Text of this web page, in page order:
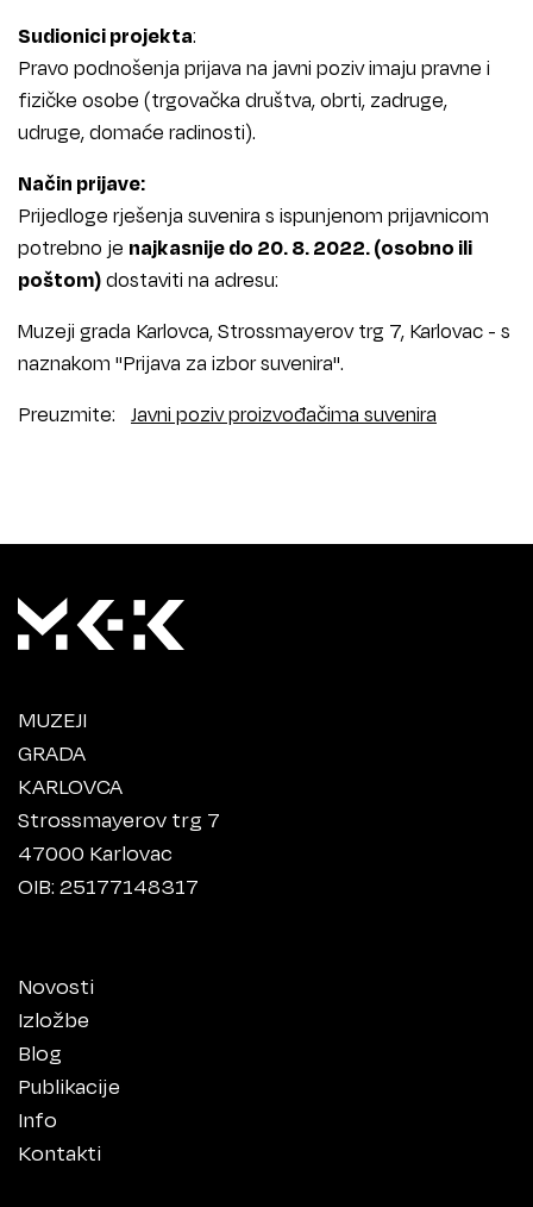
Sudionici projekta:
Pravo podnošenja prijava na javni poziv imaju pravne i
fizičke osobe (trgovačka društva, obrti, zadruge,
udruge, domaće radinosti).
Način prijave:
Prijedloge rješenja suvenira s ispunjenom prijavnicom
potrebno je najkasnije do 20. 8. 2022. (osobno ili
poštom)dostaviti na adresu:
Muzeji grada Karlovca, Strossmayerov trg 7, Karlovac - s
naznakom "Prijava za izbor suvenira".
Preuzmite: Javni poziv proizvođačima suvenira
MUZEJI
GRADA
KARLOVCA
Strossmayerov trg 7
47000 Karlovac
OIB: 25177148317
Novosti
Izložbe
Blog
Publikacije
Info
Kontakti